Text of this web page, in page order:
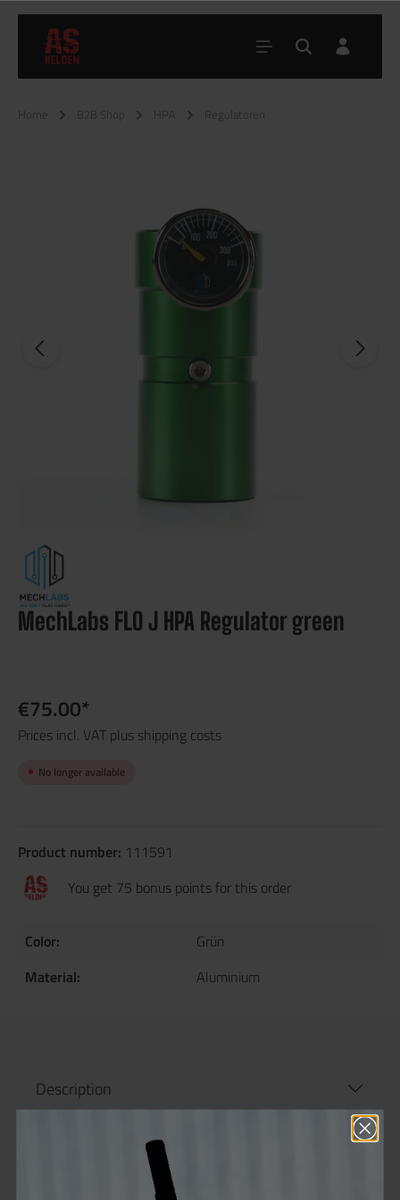
Home B2B Shop HPA Regulatoren
MechLabs FLO J HPA Regulator green
€75.00*
Prices incl. VAT plus shipping costs
No longer available
Product number: 111591
You get 75 bonus points for this order
Color:
Grün
Material:
Aluminium
Description
Product information "MechLabs FLO J
HPA Regulator green"